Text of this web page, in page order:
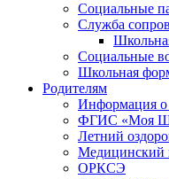
Социальные
Служба
Социальные
Школьная
Родителям
Информация о
ФГИС «Моя
Летний
Медицинский
ОРКСЭ